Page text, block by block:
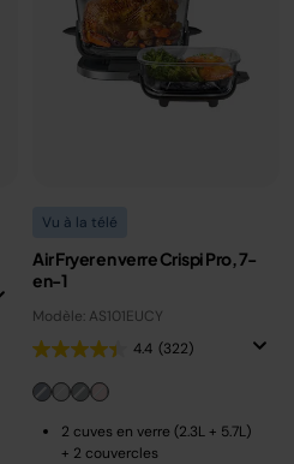
Vu à la télé
Air Fryer en verre Crispi Pro, 7-
en-1
Modèle: AS101EUCY
4.4 (322)
2 cuves en verre (2.3L + 5.7L)
+ 2 couvercles